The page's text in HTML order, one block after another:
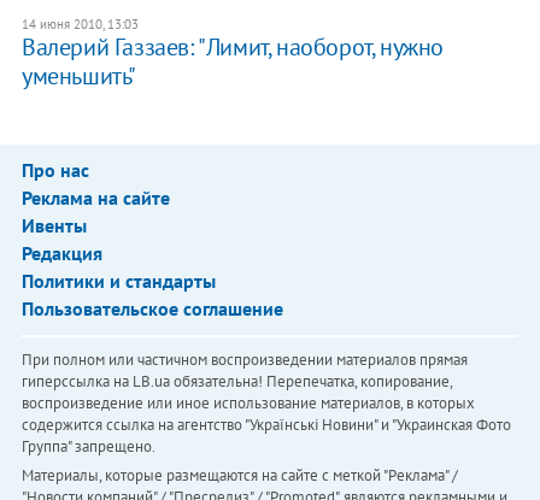
14 июня 2010, 13:03
Валерий Газзаев: "Лимит, наоборот, нужно
уменьшить"
Про нас
Реклама на сайте
Ивенты
Редакция
Политики и стандарты
Пользовательское соглашение
При полном или частичном воспроизведении материалов прямая
гиперссылка на LB.ua обязательна! Перепечатка, копирование,
воспроизведение или иное использование материалов, в которых
содержится ссылка на агентство "Українськi Новини" и "Украинская Фото
Группа" запрещено.
Материалы, которые размещаются на сайте с меткой "Реклама" /